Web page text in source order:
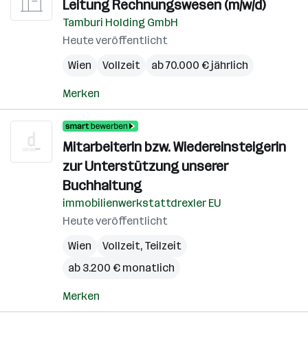
Leitung Rechnungswesen (m/w/d)
Tamburi Holding GmbH
Heute veröffentlicht
Wien
Vollzeit ab 70.000 € jährlich
Merken
Mitarbeiterin bzw. Wiedereinsteigerin
zur Unterstützung unserer
Buchhaltung
immobilienwerkstattdrexler EU
Heute veröffentlicht
Wien
Vollzeit, Teilzeit
ab 3.200 € monatlich
Merken